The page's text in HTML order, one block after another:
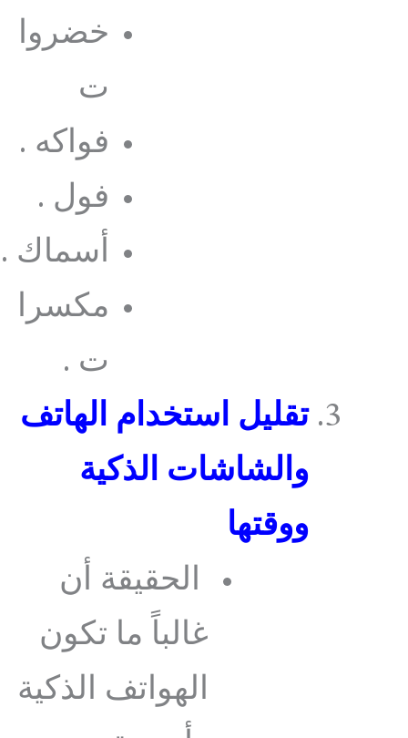
خضروا
ت
فواكه .
فول .
أسماك .
مكسرا
ت .
تقليل استخدام الهاتف
والشاشات الذكية
ووقتها
الحقيقة أن
غالباً ما تكون
الهواتف الذكية